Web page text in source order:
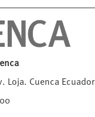
Loja. Cuenca Ecuador